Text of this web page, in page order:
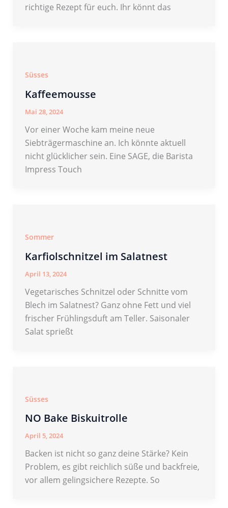
richtige Rezept für euch. Ihr könnt das
Süsses
Kaffeemousse
Mai 28, 2024
Vor einer Woche kam meine neue
Siebträgermaschine an. Ich könnte aktuell
nicht glücklicher sein. Eine SAGE, die Barista
Impress Touch
Sommer
Karfiolschnitzel im Salatnest
April 13, 2024
Vegetarisches Schnitzel oder Schnitte vom
Blech im Salatnest? Ganz ohne Fett und viel
frischer Frühlingsduft am Teller. Saisonaler
Salat sprießt
Süsses
NO Bake Biskuitrolle
April 5, 2024
Backen ist nicht so ganz deine Stärke? Kein
Problem, es gibt reichlich süße und backfreie,
vor allem gelingsichere Rezepte. So